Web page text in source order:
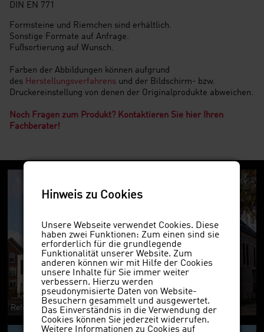
DIN EN 771
Formsteine und Riemchen sind erhältlich.
Sonstige Formate auf Anfrage.
Fußsortierung auf Wunsch.
Farben der Abbildungen können aufgrund
des Herstellungsverfahrens und der Bildschirm- bzw.
Druckereinstellung von denen der Originalprodukte abweichen.
Noch Fragen zum Produkt? Kontaktieren Sie hier Ihren
Fachberater!
Referenzobjekt 928kws
Hinweis zu Cookies
Unsere Webseite verwendet Cookies. Diese
haben zwei Funktionen: Zum einen sind sie
erforderlich für die grundlegende
Funktionalität unserer Website. Zum
anderen können wir mit Hilfe der Cookies
unsere Inhalte für Sie immer weiter
verbessern. Hierzu werden
pseudonymisierte Daten von Website-
Besuchern gesammelt und ausgewertet.
Das Einverständnis in die Verwendung der
Cookies können Sie jederzeit widerrufen.
Weitere Informationen zu Cookies auf